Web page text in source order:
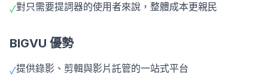
✓對只需要提詞器的使用者來說，整體成本更親民
BIGVU 優勢
✓提供錄影、剪輯與影片託管的一站式平台